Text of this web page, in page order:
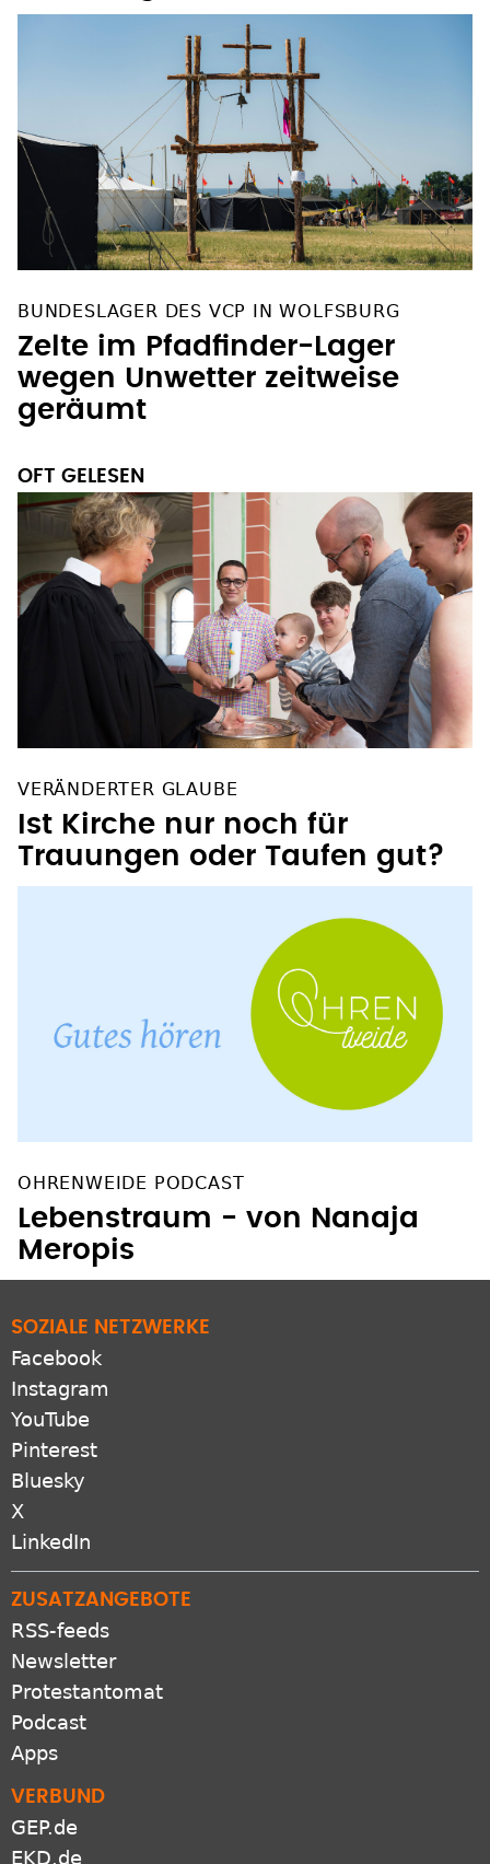
BUNDESLAGER DES VCP IN WOLFSBURG
Zelte im Pfadfinder-Lager
wegen Unwetter zeitweise
geräumt
OFT GELESEN
VERÄNDERTER GLAUBE
Ist Kirche nur noch für
Trauungen oder Taufen gut?
OHRENWEIDE PODCAST
Lebenstraum - von Nanaja
Meropis
SOZIALE NETZWERKE
Facebook
Instagram
YouTube
Pinterest
Bluesky
X
LinkedIn
ZUSATZANGEBOTE
RSS-feeds
Newsletter
Protestantomat
Podcast
Apps
VERBUND
GEP.de
EKD.de